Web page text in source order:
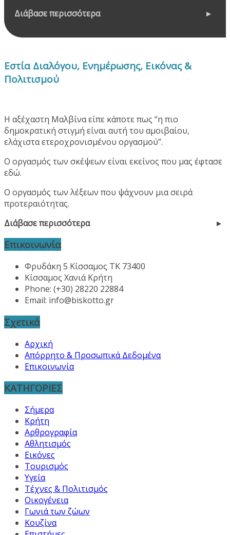
Διάβασε περισσότερα
Εστία Διαλόγου, Ενημέρωσης, Εικόνας &
Πολιτισμού
Η αξέχαστη Μαλβίνα είπε κάποτε πως “η πιο
δημοκρατική στιγμή είναι αυτή του αμοιβαίου,
ελάχιστα ετεροχρονισμένου οργασμού”.
Ο οργασμός των σκέψεων είναι εκείνος που μας έφτασε
εδώ.
Ο οργασμός των λέξεων που ψάχνουν μια σειρά
προτεραιότητας.
Διάβασε περισσότερα
Επικοινωνία
Φρυδάκη 5 Κίσσαμος ΤΚ 73400
Κίσσαμος Χανιά Κρήτη
Phone: (+30) 28220 22884
Email: info@biskotto.gr
Σχετικά
Αρχική
Απόρρητο & Προσωπικά Δεδομένα
Επικοινωνία
ΚΑΤΗΓΟΡΙΕΣ
Σήμερα
Κρήτη
Αρθρογραφία
Αθλητισμός
Εικόνες
Τουρισμός
Υγεία
Τέχνες & Πολιτισμός
Οικογένεια
Γωνιά των ζώων
Κουζίνα